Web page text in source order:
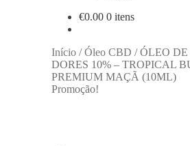
€0.00 0 itens
Início /Óleo CBD /ÓLEO
DORES 10% – TROPICAL
PREMIUM MAÇÃ (10ML)
Promoção!